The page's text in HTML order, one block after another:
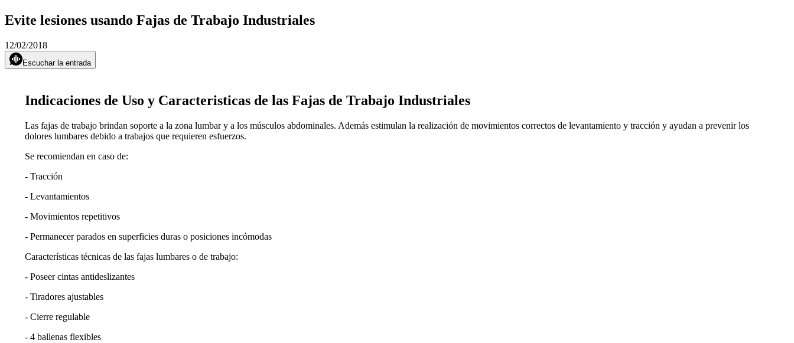
Evite lesiones usando Fajas de Trabajo Industriales
12/02/2018
Escuchar la entrada
Indicaciones de Uso y Caracteristicas de las Fajas de Trabajo Industriales
Las fajas de trabajo brindan soporte a la zona lumbar y a los músculos abdominales. Además estimulan la realización de movimientos correctos de levantamiento y tracción y ayudan a prevenir los
dolores lumbares debido a trabajos que requieren esfuerzos.
Se recomiendan en caso de:
- Tracción
- Levantamientos
- Movimientos repetitivos
- Permanecer parados en superficies duras o posiciones incómodas
Características técnicas de las fajas lumbares o de trabajo:
- Poseer cintas antideslizantes
- Tiradores ajustables
- Cierre regulable
- 4 ballenas flexibles